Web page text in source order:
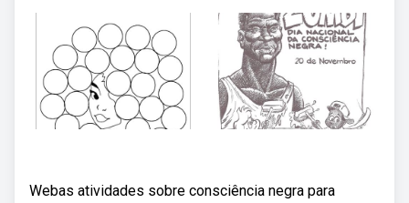
Webas atividades sobre consciência negra para